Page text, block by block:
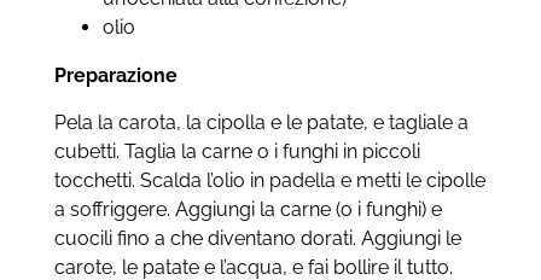
olio
Preparazione
Pela la carota, la cipolla e le patate, e tagliale a
cubetti. Taglia la carne o i funghi in piccoli
tocchetti. Scalda l’olio in padella e metti le cipolle
a soffriggere. Aggiungi la carne (o i funghi) e
cuocili fino a che diventano dorati. Aggiungi le
carote, le patate e l’acqua, e fai bollire il tutto.